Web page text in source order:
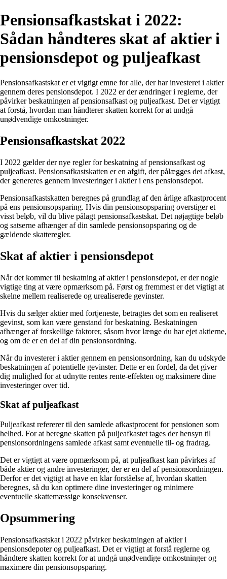
Pensionsafkastskat i 2022:
Sådan håndteres skat af aktier i
pensionsdepot og puljeafkast
Pensionsafkastskat er et vigtigt emne for alle, der har investeret i aktier
gennem deres pensionsdepot. I 2022 er der ændringer i reglerne, der
påvirker beskatningen af pensionsafkast og puljeafkast. Det er vigtigt
at forstå, hvordan man håndterer skatten korrekt for at undgå
unødvendige omkostninger.
Pensionsafkastskat 2022
I 2022 gælder der nye regler for beskatning af pensionsafkast og
puljeafkast. Pensionsafkastskatten er en afgift, der pålægges det afkast,
der genereres gennem investeringer i aktier i ens pensionsdepot.
Pensionsafkastskatten beregnes på grundlag af den årlige afkastprocent
på ens pensionsopsparing. Hvis din pensionsopsparing overstiger et
visst beløb, vil du blive pålagt pensionsafkastskat. Det nøjagtige beløb
og satserne afhænger af din samlede pensionsopsparing og de
gældende skatteregler.
Skat af aktier i pensionsdepot
Når det kommer til beskatning af aktier i pensionsdepot, er der nogle
vigtige ting at være opmærksom på. Først og fremmest er det vigtigt at
skelne mellem realiserede og urealiserede gevinster.
Hvis du sælger aktier med fortjeneste, betragtes det som en realiseret
gevinst, som kan være genstand for beskatning. Beskatningen
afhænger af forskellige faktorer, såsom hvor længe du har ejet aktierne,
og om de er en del af din pensionsordning.
Når du investerer i aktier gennem en pensionsordning, kan du udskyde
beskatningen af potentielle gevinster. Dette er en fordel, da det giver
dig mulighed for at udnytte rentes rente-effekten og maksimere dine
investeringer over tid.
Skat af puljeafkast
Puljeafkast refererer til den samlede afkastprocent for pensionen som
helhed. For at beregne skatten på puljeafkastet tages der hensyn til
pensionsordningens samlede afkast samt eventuelle til- og fradrag.
Det er vigtigt at være opmærksom på, at puljeafkast kan påvirkes af
både aktier og andre investeringer, der er en del af pensionsordningen.
Derfor er det vigtigt at have en klar forståelse af, hvordan skatten
beregnes, så du kan optimere dine investeringer og minimere
eventuelle skattemæssige konsekvenser.
Opsummering
Pensionsafkastskat i 2022 påvirker beskatningen af aktier i
pensionsdepoter og puljeafkast. Det er vigtigt at forstå reglerne og
håndtere skatten korrekt for at undgå unødvendige omkostninger og
maximere din pensionsopsparing.